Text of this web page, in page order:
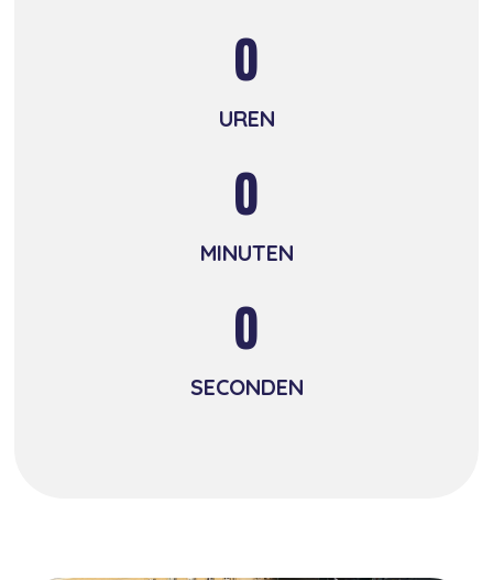
0
UREN
0
MINUTEN
0
SECONDEN